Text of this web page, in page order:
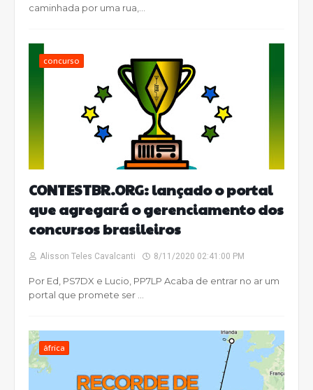
caminhada por uma rua,…
concurso
CONTESTBR.ORG: lançado o portal
que agregará o gerenciamento dos
concursos brasileiros
Alisson Teles Cavalcanti 8/11/2020 02:41:00 PM
Por Ed, PS7DX e Lucio, PP7LP Acaba de entrar no ar um
portal que promete ser …
áfrica